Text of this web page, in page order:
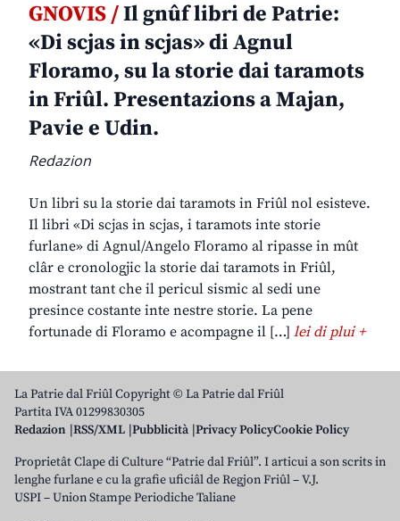
GNOVIS /Il gnûf libri de Patrie:
«Di scjas in scjas» di Agnul
Floramo, su la storie dai taramots
in Friûl. Presentazions a Majan,
Pavie e Udin.
Redazion
Un libri su la storie dai taramots in Friûl nol esisteve.
Il libri «Di scjas in scjas, i taramots inte storie
furlane» di Agnul/Angelo Floramo al ripasse in mût
clâr e cronologjic la storie dai taramots in Friûl,
mostrant tant che il pericul sismic al sedi une
presince costante inte nestre storie. La pene
fortunade di Floramo e acompagne il […] lei di plui +
La Patrie dal Friûl Copyright © La Patrie dal Friûl
Partita IVA 01299830305
Redazion RSS/XML Pubblicità Privacy PolicyCookie Policy
Proprietât Clape di Culture “Patrie dal Friûl”. I articui a son scrits in
lenghe furlane e cu la grafie uficiâl de Regjon Friûl – V.J.
USPI – Union Stampe Periodiche Taliane